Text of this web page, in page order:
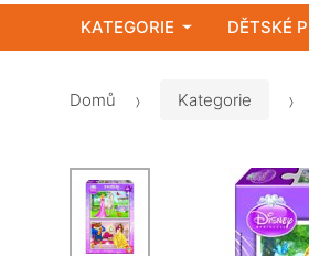
KATEGORIE DĚTSKÉ
Domů Kategorie